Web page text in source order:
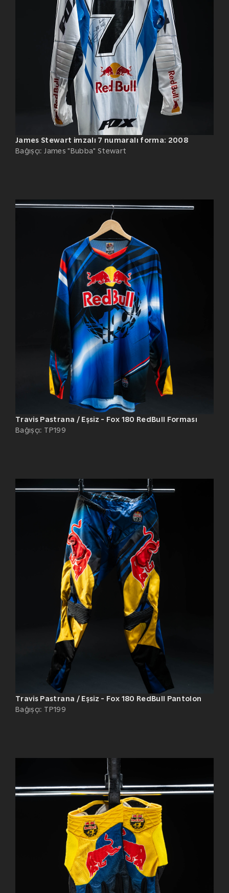
James Stewart imzalı 7 numaralı forma: 2008
Bağışçı: James "Bubba" Stewart
Travis Pastrana / Eşsiz - Fox 180 RedBull Forması
Bağışçı: TP199
Travis Pastrana / Eşsiz - Fox 180 RedBull Pantolon
Bağışçı: TP199